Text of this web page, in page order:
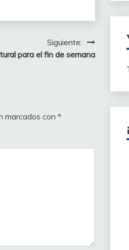
Siguiente:
para el fin de semana
marcados con *